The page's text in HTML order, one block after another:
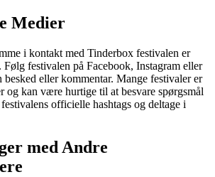
Medier
i kontakt med Tinderbox festivalen er
Følg festivalen på Facebook, Instagram eller
besked eller kommentar. Mange festivaler er
og kan være hurtige til at besvare spørgsmål
officielle hashtags og deltage i
med Andre